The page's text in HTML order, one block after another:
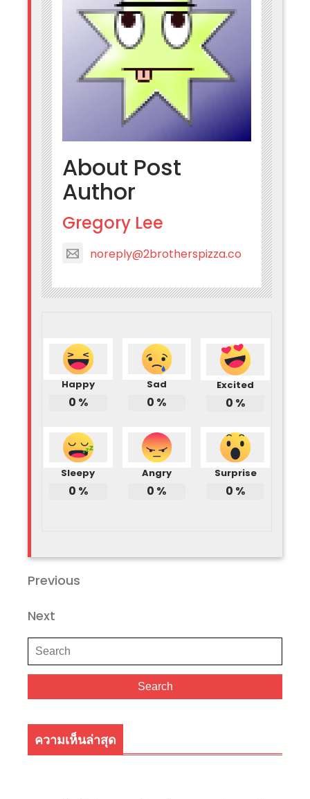
About Post
Author
Gregory Lee
noreply@2brotherspizza.co
Happy
0 %
Sad
0 %
Excited
0 %
Sleepy
0 %
Angry
0 %
Surprise
0 %
แนะแนว
เรื่อง
Previous
Previous
Next
Next
Search
for:
Search
ความเห็นล่าสุด